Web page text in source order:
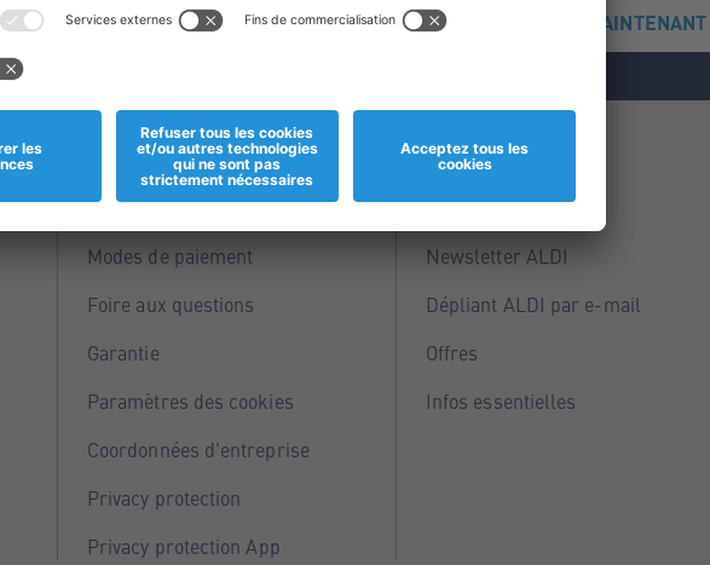
S'INSCRIRE MAINTENANT
Informations
Magasins
Modes de paiement
Foire aux questions
Garantie
Paramètres des cookies
Coordonnées d'entreprise
Privacy protection
Privacy protection App
Service
Points ALDI
Newsletter ALDI
Dépliant ALDI par e-mail
Offres
Infos essentielles